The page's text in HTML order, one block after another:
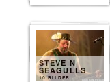
STEVE N
SEAGULLS
10 BILDER